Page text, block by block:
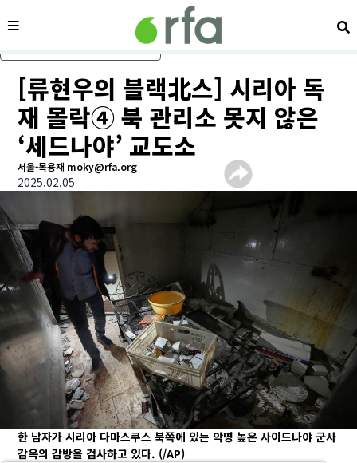
메인 콘텐츠로 건너뛰기
메뉴 검
[류현우의 블랙北스] 시리아 독
재 몰락④ 북 관리소 못지 않은
‘세드나야’ 교도소
서울-목용재 moky@rfa.org
2025.02.05
한 남자가 시리아 다마스쿠스 북쪽에 있는 악명 높은 사이드나야 군사
감옥의 감방을 검사하고 있다. (/AP)